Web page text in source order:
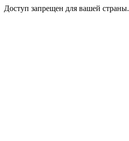
Доступ запрещен для вашей страны.